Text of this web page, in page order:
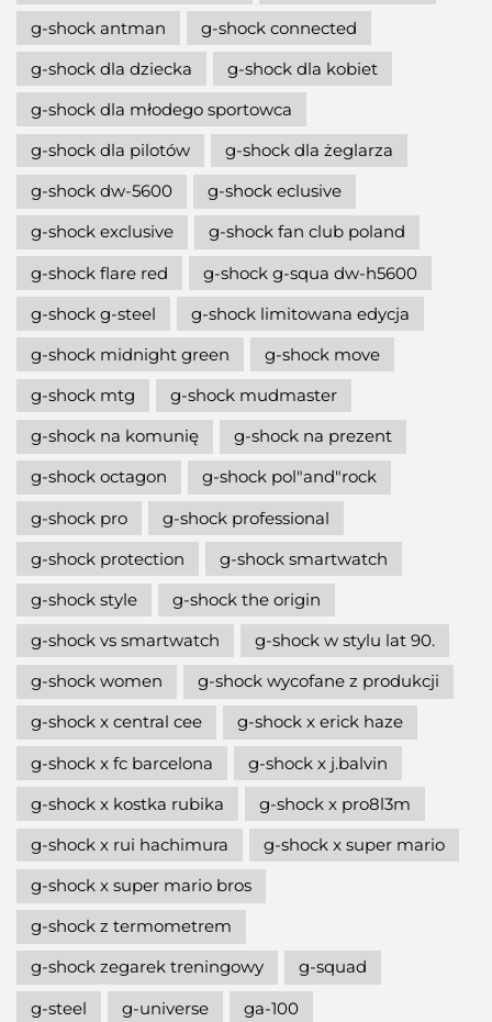
g-shock antman
g-shock connected
g-shock dla dziecka
g-shock dla kobiet
g-shock dla młodego sportowca
g-shock dla pilotów
g-shock dla żeglarza
g-shock dw-5600
g-shock eclusive
g-shock exclusive
g-shock fan club poland
g-shock flare red
g-shock g-squa dw-h5600
g-shock g-steel
g-shock limitowana edycja
g-shock midnight green
g-shock move
g-shock mtg
g-shock mudmaster
g-shock na komunię
g-shock na prezent
g-shock octagon
g-shock pol"and"rock
g-shock pro
g-shock professional
g-shock protection
g-shock smartwatch
g-shock style
g-shock the origin
g-shock vs smartwatch
g-shock w stylu lat 90.
g-shock women
g-shock wycofane z produkcji
g-shock x central cee
g-shock x erick haze
g-shock x fc barcelona
g-shock x j.balvin
g-shock x kostka rubika
g-shock x pro8l3m
g-shock x rui hachimura
g-shock x super mario
g-shock x super mario bros
g-shock z termometrem
g-shock zegarek treningowy
g-squad
g-steel
g-universe ga-100